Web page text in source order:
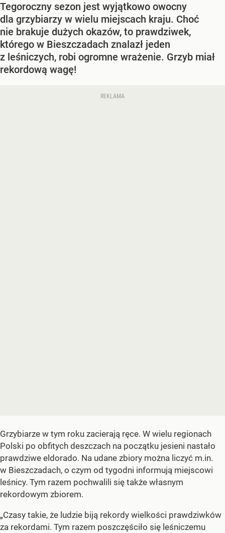
Tegoroczny sezon jest wyjątkowo owocny
dla grzybiarzy w wielu miejscach kraju. Choć
nie brakuje dużych okazów, to prawdziwek,
którego w Bieszczadach znalazł jeden
z leśniczych, robi ogromne wrażenie. Grzyb miał
rekordową wagę!
Grzybiarze w tym roku zacierają ręce. W wielu regionach
Polski po obfitych deszczach na początku jesieni nastało
prawdziwe eldorado. Na udane zbiory można liczyć m.in.
w Bieszczadach, o czym od tygodni informują miejscowi
leśnicy. Tym razem pochwalili się także własnym
rekordowym zbiorem.
„Czasy takie, że ludzie biją rekordy wielkości prawdziwków
za rekordami. Tym razem poszczęściło się leśniczemu